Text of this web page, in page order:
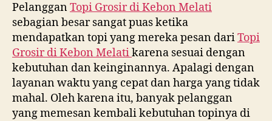
PelangganTopi Grosir diKebon Melati
sebagian besar sangat puas ketika
mendapatkan topi yang mereka pesan dariTopi
Grosir diKebon Melatikarena sesuai dengan
kebutuhan dan keinginannya. Apalagi dengan
layanan waktu yang cepat dan harga yang tidak
mahal. Oleh karena itu, banyak pelanggan
yang memesan kembali kebutuhan topinya di